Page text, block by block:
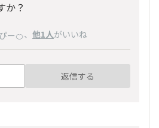
か？
ー🍊、 他1人がいいね
返信する